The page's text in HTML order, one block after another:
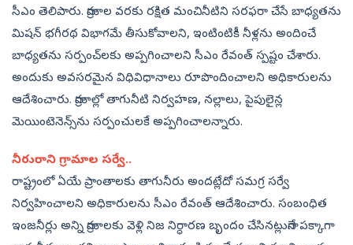
సీఎం తెలిపారు. గ్రామాల వరకు రక్షిత మంచినీటిని సరఫరా చేసే బాధ్యతను
మిషన్‌ భగీరథ విభాగమే తీసుకోవాలని, ఇంటింటికీ నీళ్లను అందించే
బాధ్యతను సర్పంచ్‌లకు అప్పగించాలని సీఎం రేవంత్‌ స్పష్టం చేశారు.
అందుకు అవసరమైన విధివిధానాలు రూపొందించాలని అధికారులను
ఆదేశించారు. గ్రామాల్లో తాగునీటి నిర్వహణ, నల్లాలు, పైపులైన్ల
మెయింటెనెన్స్‌ను సర్పంచులకే అప్పగించాలన్నారు.
నీరురాని గ్రామాల సర్వే..
రాష్ట్రంలో ఏయే ప్రాంతాలకు తాగునీరు అందట్లేదో సమగ్ర సర్వే
నిర్వహించాలని అధికారులను సీఎం రేవంత్‌ ఆదేశించారు. సంబంధిత
ఇంజనీర్లు అన్ని గ్రామాలకు వెళ్లి నిజ నిర్ధారణ బృందం చేసినట్లుగానే పక్కాగా